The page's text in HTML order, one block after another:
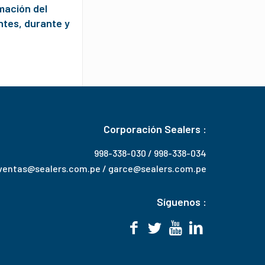
del
durante y
Corporación Sealers :
998-338-030 / 998-338-034
/ garce@sealers.com.pe
Síguenos :